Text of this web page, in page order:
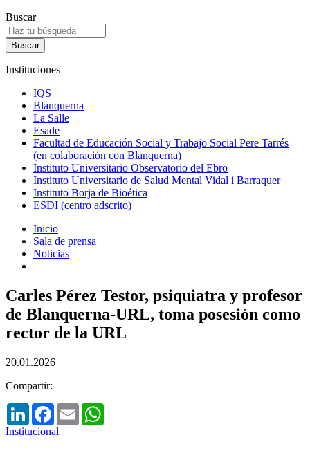
Buscar
Instituciones
IQS
Blanquerna
La Salle
Esade
Facultad de Educación Social y Trabajo Social Pere Tarrés
(en colaboración con Blanquerna)
Instituto Universitario Observatorio del Ebro
Instituto Universitario de Salud Mental Vidal i Barraquer
Instituto Borja de Bioética
ESDI (centro adscrito)
Inicio
Sala de prensa
Noticias
Carles Pérez Testor, psiquiatra y profesor
de Blanquerna-URL, toma posesión como
rector de la URL
20.01.2026
Compartir:
LinkedInFacebook
Email
Institucional